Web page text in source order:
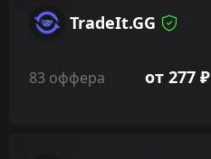
TradeIt.GG
83 оффера от 277 ₽